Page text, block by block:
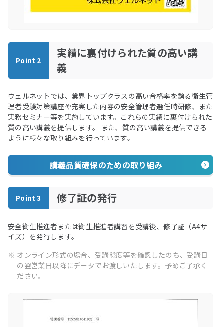
Point 2
実績に裏付けられた質の高い講
義
ウェルネットでは、業界トップクラスの高い合格率を誇る衛生管
理者受験対策講座や充実した内容の安全管理者選任時研修、また
実務セミナー等を実施しています。これらの実績に裏付けられた
質の高い講義を提供します。 また、質の高い講義を提供できる
ように様々な取り組みを行っています。
講義品質確保のための取り組み
Point 3 修了証の発行
安全衛生推進者または衛生推進者講習を受講後、修了証（A4サ
イズ）を発行します。
※ オンライン形式の場合、受講態度等を確認したのち、受講日
の翌営業日以降にデータでお渡しいたします。予めご了承く
ださい。